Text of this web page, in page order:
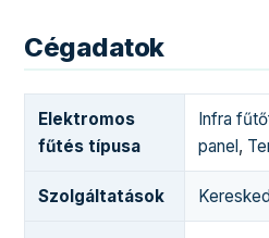
Cégadatok
Elektromos
fűtés típusa
Infra
panel ,
Szolgáltatások